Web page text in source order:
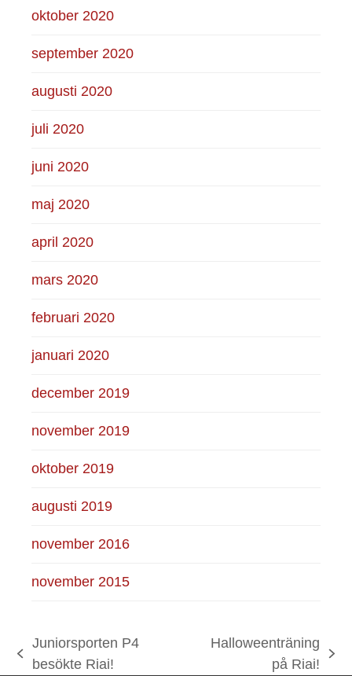
oktober 2020
september 2020
augusti 2020
juli 2020
juni 2020
maj 2020
april 2020
mars 2020
februari 2020
januari 2020
december 2019
november 2019
oktober 2019
augusti 2019
november 2016
november 2015
previous
Juniorsporten P4
besökte Riai!
Halloweenträning
på Riai!